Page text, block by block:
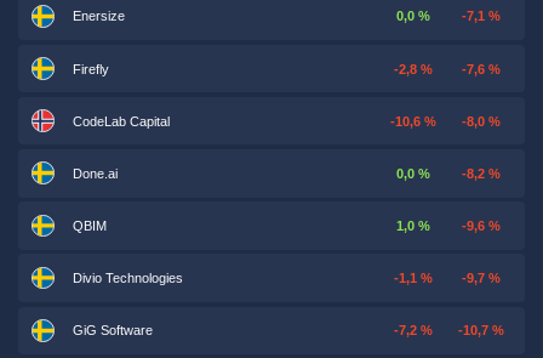
Enersize 0,0 % -7,1 %
Firefly -2,8 % -7,6 %
CodeLab Capital -10,6 % -8,0 %
Done.ai 0,0 % -8,2 %
QBIM 1,0 % -9,6 %
Divio Technologies -1,1 % -9,7 %
GiG Software -7,2 % -10,7 %